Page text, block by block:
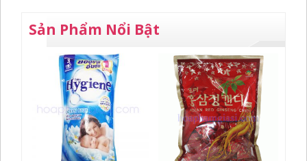
Sản Phẩm Nổi Bật